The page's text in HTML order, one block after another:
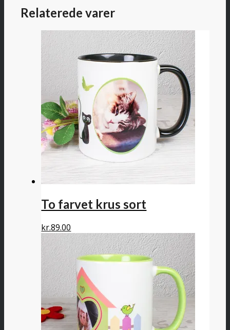
Relaterede varer
To farvet krus sort
kr.89.00